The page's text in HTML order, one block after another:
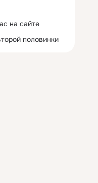
на сайте
половинки